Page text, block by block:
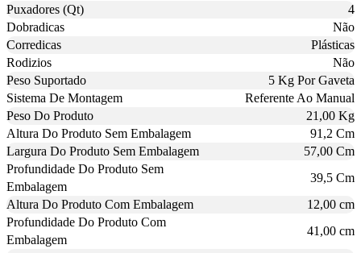
Puxadores (Qt)
4
Dobradicas
Não
Corredicas
Plásticas
Rodizios
Não
Peso Suportado
5 Kg Por Gaveta
Sistema De Montagem
Referente Ao Manual
Peso Do Produto
21,00 Kg
Altura Do Produto Sem Embalagem
91,2 Cm
Largura Do Produto Sem Embalagem
57,00 Cm
Profundidade Do Produto Sem
Embalagem
39,5 Cm
Altura Do Produto Com Embalagem
12,00 cm
Profundidade Do Produto Com
Embalagem
41,00 cm